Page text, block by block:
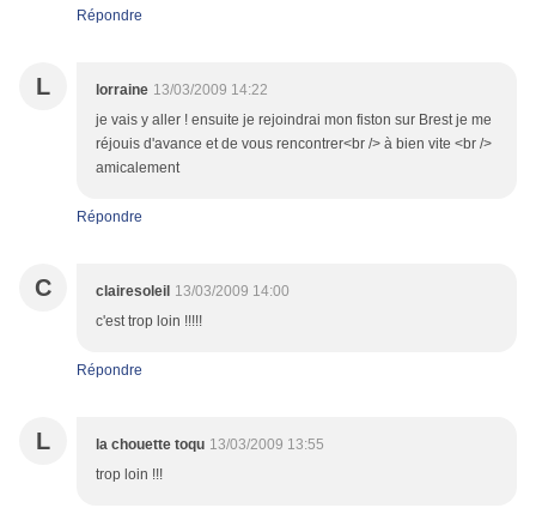
Répondre
L lorraine 13/03/2009 14:22
je vais y aller ! ensuite je rejoindrai mon fiston sur Brest je me
réjouis d'avance et de vous rencontrer<br /> à bien vite <br />
amicalement
Répondre
C clairesoleil 13/03/2009 14:00
c'est trop loin !!!!!
Répondre
L la chouette toqu 13/03/2009 13:55
trop loin !!!